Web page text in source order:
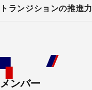
トランジションの推進力
メンバー